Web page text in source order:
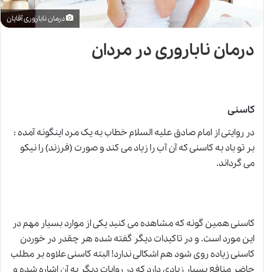
درمان ناباروری آقایان
درمان ناباروری در مردان
کاسنی
در روایتی از امام صادق علیه السلام خطاب به یک مرد اینگونه آمده :
بر تو باد به کاسنی که آن آب را زیاد می کند و صورت (فرزند) را نیکو
می گرداند.
کاسنی همین گونه که مشاهده می کنید یکی از موارد بسیار مهم در
این مورد است. و در تاکیدات دیگر گفته شده هر چقدر در خوردن
کاسنی زیاده روی شود هم اشکالی ندارد! البته کاسنی علاوه بر مطلب